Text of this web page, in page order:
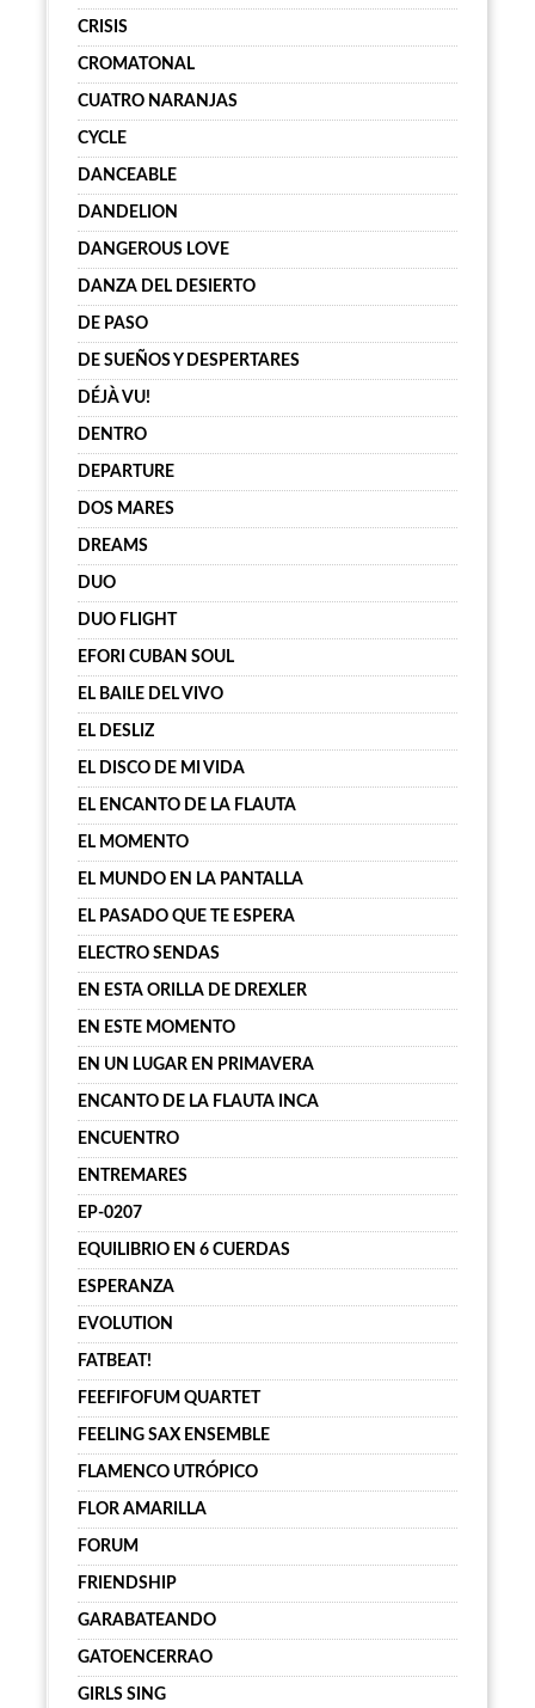
CRISIS
CROMATONAL
CUATRO NARANJAS
CYCLE
DANCEABLE
DANDELION
DANGEROUS LOVE
DANZA DEL DESIERTO
DE PASO
DE SUEÑOS Y DESPERTARES
DÉJÀ VU!
DENTRO
DEPARTURE
DOS MARES
DREAMS
DUO
DUO FLIGHT
EFORI CUBAN SOUL
EL BAILE DEL VIVO
EL DESLIZ
EL DISCO DE MI VIDA
EL ENCANTO DE LA FLAUTA
EL MOMENTO
EL MUNDO EN LA PANTALLA
EL PASADO QUE TE ESPERA
ELECTRO SENDAS
EN ESTA ORILLA DE DREXLER
EN ESTE MOMENTO
EN UN LUGAR EN PRIMAVERA
ENCANTO DE LA FLAUTA INCA
ENCUENTRO
ENTREMARES
EP-0207
EQUILIBRIO EN 6 CUERDAS
ESPERANZA
EVOLUTION
FATBEAT!
FEEFIFOFUM QUARTET
FEELING SAX ENSEMBLE
FLAMENCO UTRÓPICO
FLOR AMARILLA
FORUM
FRIENDSHIP
GARABATEANDO
GATOENCERRAO
GIRLS SING